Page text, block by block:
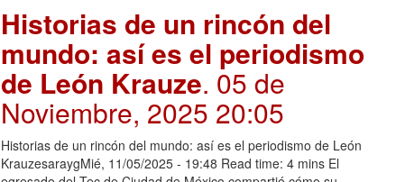
Historias de un rincón del
mundo: así es el periodismo
de León Krauze. 05 de
Noviembre, 2025 20:05
Historias de un rincón del mundo: así es el periodismo de León
KrauzesaraygMié, 11/05/2025 - 19:48 Read time: 4 mins El